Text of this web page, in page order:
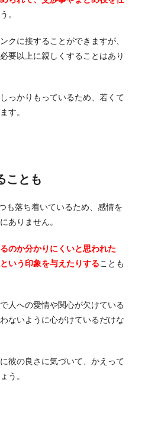
。
クに接することができますが、
要以上に親しくすることはあり
っかりもっているため、若くて
す。
ことも
も落ち着いているため、感情を
ありません。
のか分かりにくいと思われた
いう印象を与えたりすることも
人への愛情や関心が欠けている
ないように心がけているだけな
彼の良さに気づいて、かえって
う。